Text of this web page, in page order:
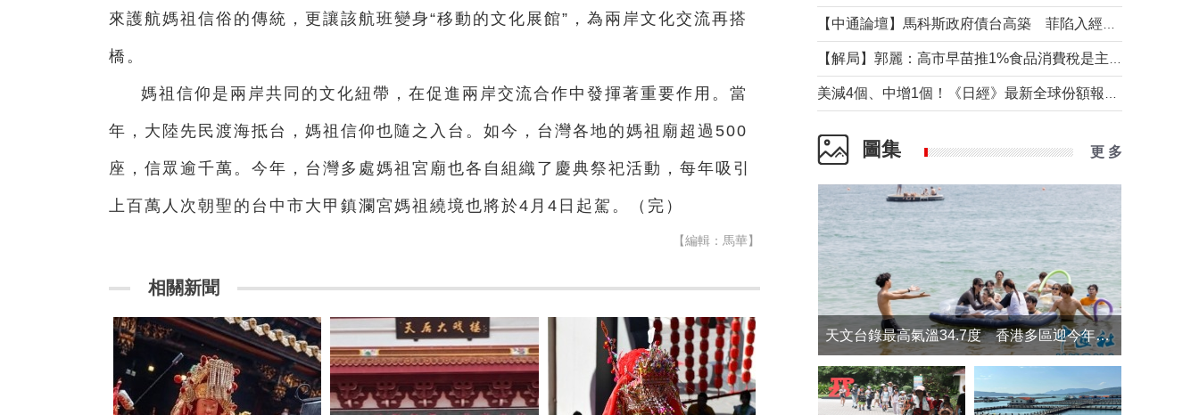
來護航媽祖信俗的傳統，更讓該航班變身“移動的文化展館”，為兩岸文化交流再搭
橋。
媽祖信仰是兩岸共同的文化紐帶，在促進兩岸交流合作中發揮著重要作用。當
年，大陸先民渡海抵台，媽祖信仰也隨之入台。如今，台灣各地的媽祖廟超過500
座，信眾逾千萬。今年，台灣多處媽祖宮廟也各自組織了慶典祭祀活動，每年吸引
上百萬人次朝聖的台中市大甲鎮瀾宮媽祖繞境也將於4月4日起駕。（完）
【編輯：馬華】
相關新聞
圖集 更 多
天文台錄最高氣溫34.7度 香港多區迎今年最熱一天